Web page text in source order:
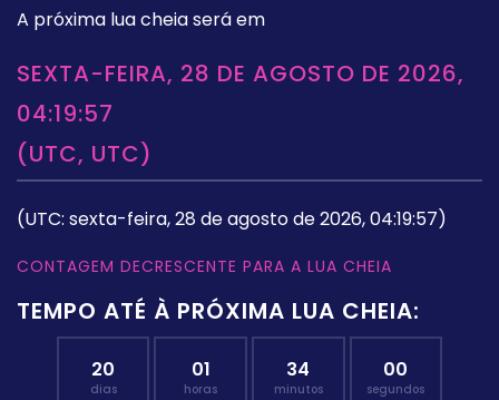
A próxima lua cheia será em
SEXTA-FEIRA, 28 DE AGOSTO DE 2026,
04:19:57
(UTC, UTC)
(UTC: sexta-feira, 28 de agosto de 2026, 04:19:57)
CONTAGEM DECRESCENTE PARA A LUA CHEIA
TEMPO ATÉ À PRÓXIMA LUA CHEIA:
20
dias
01
horas
33
minutos
59
segundos